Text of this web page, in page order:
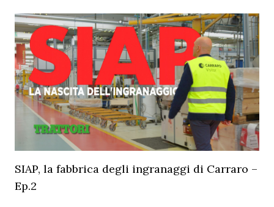
SIAP, la fabbrica degli ingranaggi di Carraro –
Ep.2